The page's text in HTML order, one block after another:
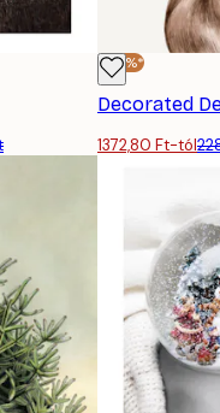
-40%*
Decorated
1372,80 Ft-tól